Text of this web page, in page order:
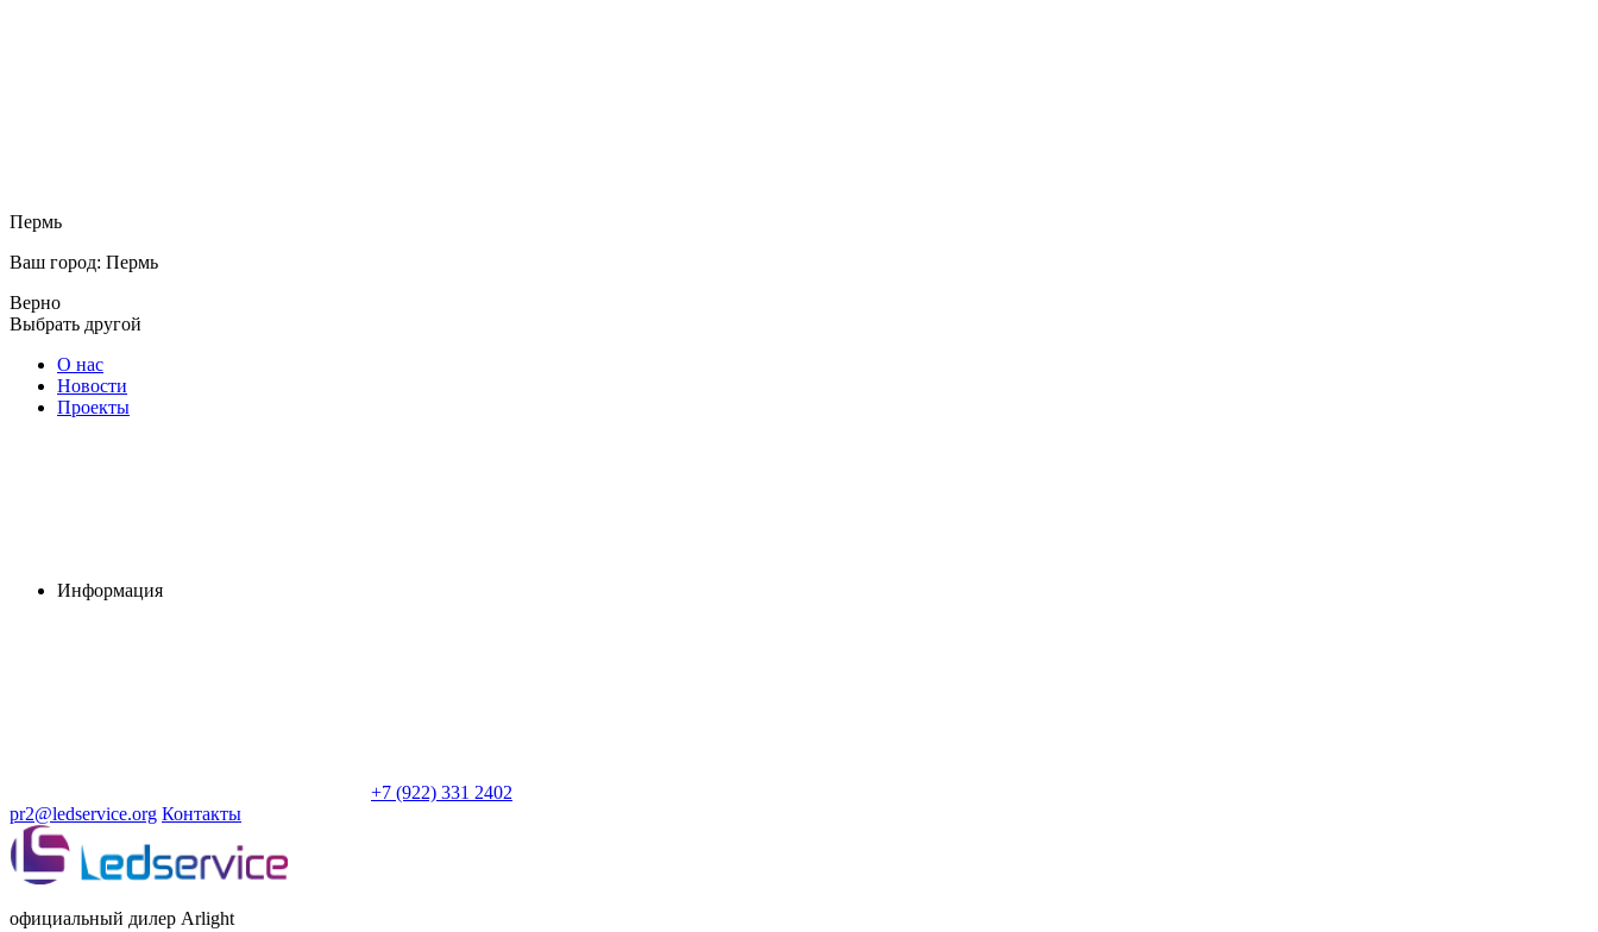
Пермь
Ваш город: Пермь
Верно
Выбрать другой
О нас
Новости
Проекты
Информация
+7 (922) 331 2402
pr2@ledservice.org Контакты
официальный дилер Arlight